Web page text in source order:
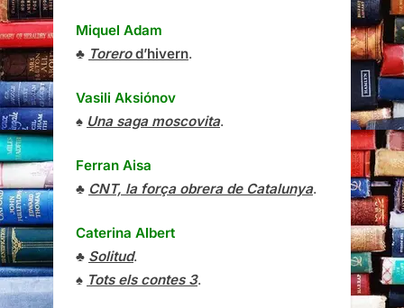
Miquel Adam
♣ Torerod’hivern.
Vasili Aksiónov
♠ Una saga moscovita.
Ferran Aisa
♣ CNT, la força obrera de Catalunya.
Caterina Albert
♣ Solitud.
♠ Tots els contes 3.